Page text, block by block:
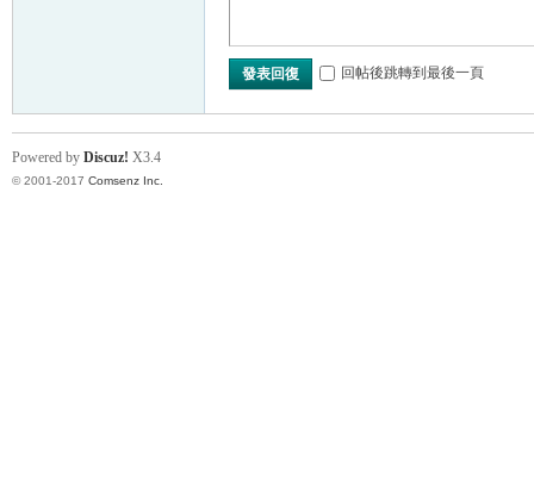
發表回復 回帖後跳轉到最後一頁
Powered by Discuz! X3.4
© 2001-2017 Comsenz Inc.